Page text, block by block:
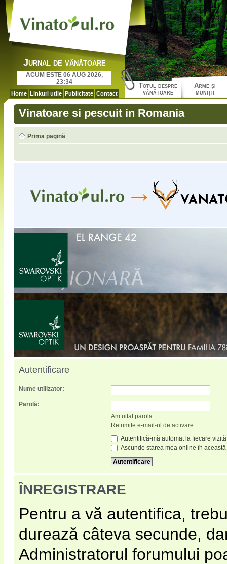
Jurnal de vânătoare
ACUM ESTE 06 AUG 2026,
23:34
Home Linkuri utile Publicitate Contact
Totul despre
vânătoare
Arme şi
muniţii
Vinatoare si pescuit in Romania
Prima pagină
Autentificare
Nume utilizator:
Parolă:
Am uitat parola
Retrimite e-mail-ul de activare
Autentifică-mă automat la fiecare vizită
Ascunde starea mea online în
ÎNREGISTRARE
Pentru a vă autentifica,
durează câteva secunde,
Administratorul forumului